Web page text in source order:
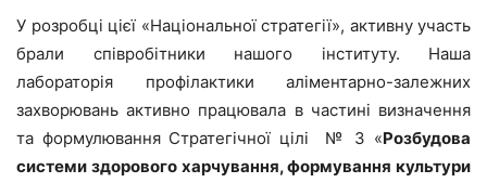
У розробці цієї «Національної стратегії», активну участь
брали співробітники нашого інституту. Наша
лабораторія профілактики аліментарно-залежних
захворювань активно працювала в частині визначення
та формулювання Стратегічної цілі № 3 «Розбудова
системи здорового харчування, формування культури